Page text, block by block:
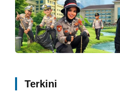
Terkini